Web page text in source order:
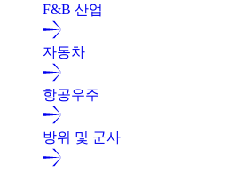
F&B 산업
자동차
항공우주
방위 및 군사